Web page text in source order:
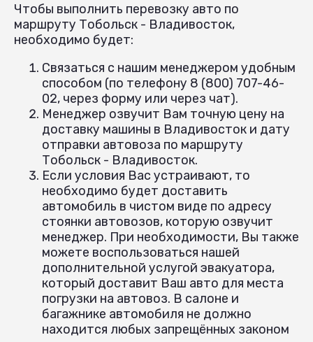
Чтобы выполнить перевозку авто по
маршруту Тобольск - Владивосток,
необходимо будет:
Связаться с нашим менеджером удобным
способом (по телефону 8 (800) 707-46-
02, через форму или через чат).
Менеджер озвучит Вам точную цену на
доставку машины в Владивосток и дату
отправки автовоза по маршруту
Тобольск - Владивосток.
Если условия Вас устраивают, то
необходимо будет доставить
автомобиль в чистом виде по адресу
стоянки автовозов, которую озвучит
менеджер. При необходимости, Вы также
можете воспользоваться нашей
дополнительной услугой эвакуатора,
который доставит Ваш авто для места
погрузки на автовоз. В салоне и
багажнике автомобиля не должно
находится любых запрещённых законом